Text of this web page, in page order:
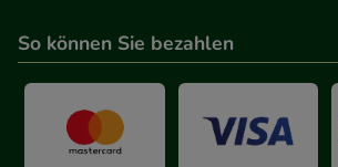
So können Sie bezahlen